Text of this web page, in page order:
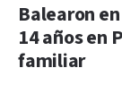
Balearon
14 años en
familiar